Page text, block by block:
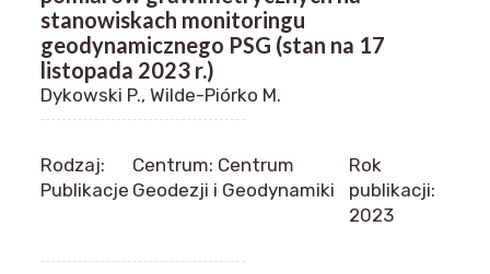
stanowiskach monitoringu
geodynamicznego PSG (stan na 17
listopada 2023 r.)
Dykowski P., Wilde-Piórko M.
Rodzaj:
Publikacje
Centrum: Centrum
Geodezji i Geodynamiki
Rok
publikacji:
2023